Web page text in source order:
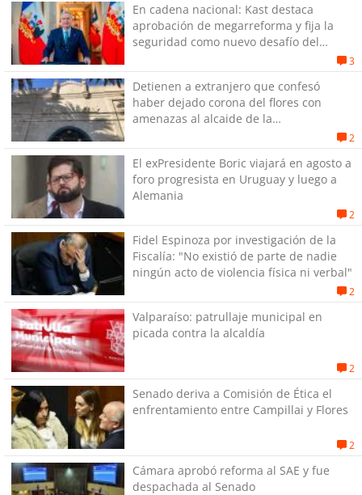
En cadena nacional: Kast destaca
aprobación de megarreforma y fija la
seguridad como nuevo desafío del
3
Detienen a extranjero que confesó
haber dejado corona del flores con
amenazas al alcaide de la
2
El exPresidente Boric viajará en agosto a
foro progresista en Uruguay y luego a
Alemania
2
Fidel Espinoza por investigación de la
Fiscalía: "No existió de parte de nadie
ningún acto de violencia física ni verbal"
2
Valparaíso: patrullaje municipal en
picada contra la alcaldía
2
Senado deriva a Comisión de Ética el
enfrentamiento entre Campillai y Flores
2
Cámara aprobó reforma al SAE y fue
despachada al Senado